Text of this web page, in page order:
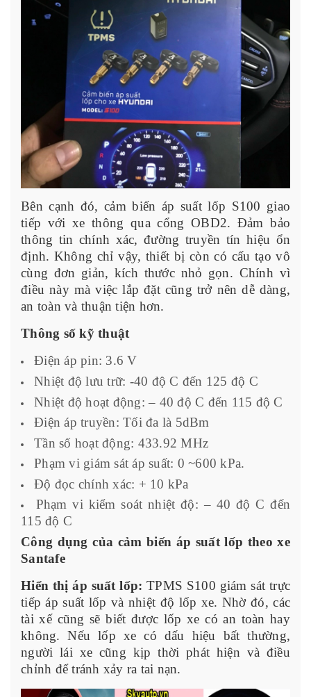
Bên cạnh đó, cảm biến áp suất lốp S100 giao
tiếp với xe thông qua cổng OBD2. Đảm bảo
thông tin chính xác, đường truyền tín hiệu ổn
định. Không chỉ vậy, thiết bị còn có cấu tạo vô
cùng đơn giản, kích thước nhỏ gọn. Chính vì
điều này mà việc lắp đặt cũng trở nên dễ dàng,
an toàn và thuận tiện hơn.
Thông số kỹ thuật
Điện áp pin: 3.6 V
Nhiệt độ lưu trữ: -40 độ C đến 125 độ C
Nhiệt độ hoạt động: – 40 độ C đến 115 độ C
Điện áp truyền: Tối đa là 5dBm
Tần số hoạt động: 433.92 MHz
Phạm vi giám sát áp suất: 0 ~600 kPa.
Độ đọc chính xác: + 10 kPa
Phạm vi kiểm soát nhiệt độ: – 40 độ C đến
115 độ C
Công dụng của cảm biến áp suất lốp theo xe
Santafe
Hiển thị áp suất lốp: TPMS S100 giám sát trực
tiếp áp suất lốp và nhiệt độ lốp xe. Nhờ đó, các
tài xế cũng sẽ biết được lốp xe có an toàn hay
không. Nếu lốp xe có dấu hiệu bất thường,
người lái xe cũng kịp thời phát hiện và điều
chỉnh để tránh xảy ra tai nạn.